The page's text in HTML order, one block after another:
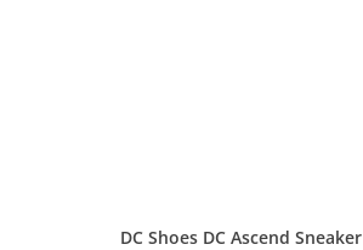
DC Shoes DC Ascend Sneaker